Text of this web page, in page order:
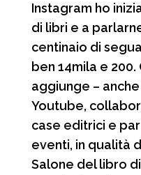
Instagram ho
di libri e a
centinaio di
ben 14mila e
aggiunge –
Youtube,
case editrici e
eventi, in qualità
Salone del libro